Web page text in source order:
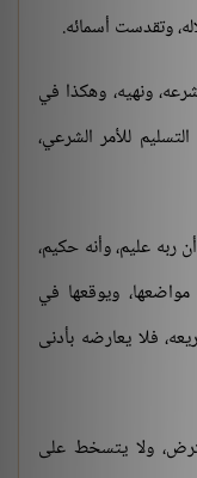
وتقدست أسمائه.
ونهيه، وهكذا في
للأمر الشرعي،
ربه عليم، وأنه حكيم،
ويوقعها في
فلا يعارضه بأدنى
ولا يتسخط على